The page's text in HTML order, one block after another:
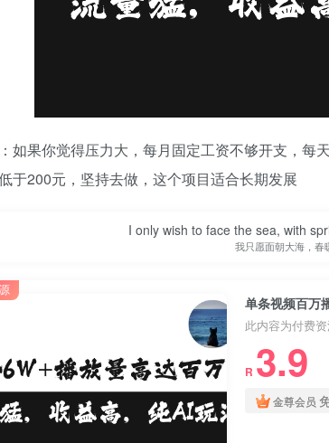
如果你觉得压力大，每月固定工资不够开支，每
于200元，坚持去做，这个项目适合长期发展
I only wish to face the sea, with
我只愿面朝大海，春
单条视频百万
此内容为付费
R 3.9
金尊会员